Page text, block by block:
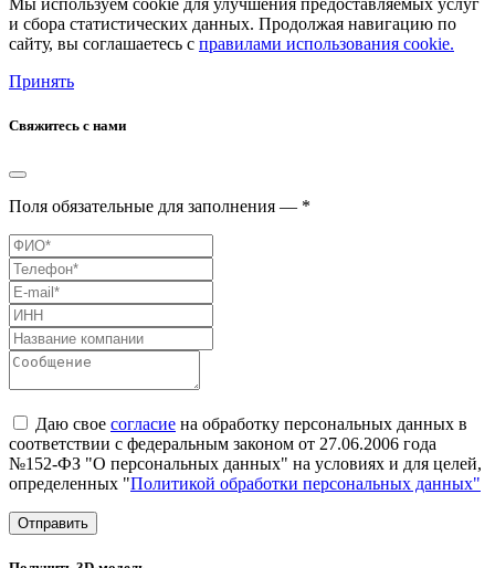
Мы используем cookie для улучшения предоставляемых услуг
и сбора статистических данных. Продолжая навигацию по
сайту, вы соглашаетесь с правилами использования cookie.
Принять
Свяжитесь с нами
Поля обязательные для заполнения — *
Даю свое согласие на обработку персональных данных в
соответствии с федеральным законом от 27.06.2006 года
№152-ФЗ "О персональных данных" на условиях и для целей,
определенных "Политикой обработки персональных данных"
Отправить